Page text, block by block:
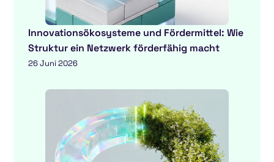
Innovationsökosysteme und Fördermittel: Wie
Struktur ein Netzwerk förderfähig macht
26 Juni 2026